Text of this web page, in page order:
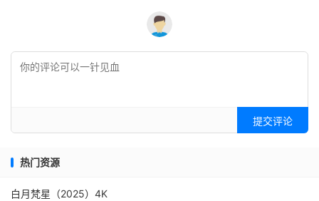
提交评论
热门资源
白月梵星（2025）4K